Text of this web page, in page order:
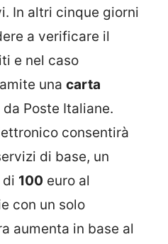
In altri cinque giorni
a verificare il
e nel caso
una carta
da Poste Italiane.
consentirà
di base, un
di 100 euro al
con un solo
aumenta in base al